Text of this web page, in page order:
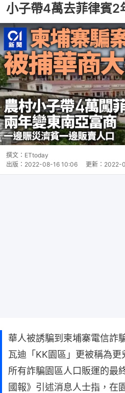
小子帶4萬去菲律賓2
撰文： ETtoday
出版： 2022-08-16 10:06 更新： 2022-
華人被誘騙到柬埔寨電信詐
瓦迪「KK園區」更被稱為
所有詐騙園區人口販運的最
國報》引述消息人士指，在